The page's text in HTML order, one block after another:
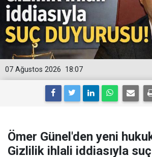
18:07
07 Ağustos 2026
Ömer Günel'den yeni
Gizlilik ihlali iddiasıyla